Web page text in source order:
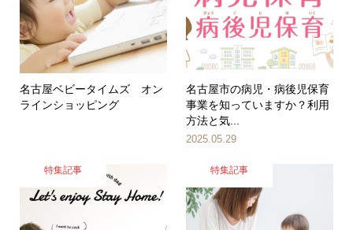
名古屋ベビータイムズ オン
ラインショッピング
名古屋市の病児・病後児保育
事業を知っていますか？利用
方法と気...
2025.05.29
特集記事 特集記事